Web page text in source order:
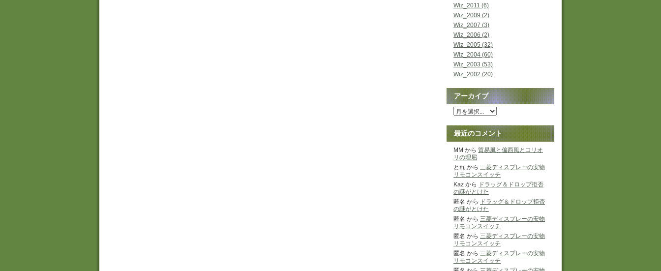
Wiz_2011 (6)
Wiz_2009 (2)
Wiz_2007 (3)
Wiz_2006 (2)
Wiz_2005 (32)
Wiz_2004 (60)
Wiz_2003 (53)
Wiz_2002 (20)
アーカイブ
最近のコメント
MM から 貿易風と偏西風とコリオ
リの理屈
とれ から 三菱ディスプレーの安物
リモコンスイッチ
Kaz から
ドラッグ＆ドロップ拒否
の謎がとけた
匿名 から
ドラッグ＆ドロップ拒否
の謎がとけた
匿名 から 三菱ディスプレーの安物
リモコンスイッチ
匿名 から 三菱ディスプレーの安物
リモコンスイッチ
匿名 から 三菱ディスプレーの安物
リモコンスイッチ